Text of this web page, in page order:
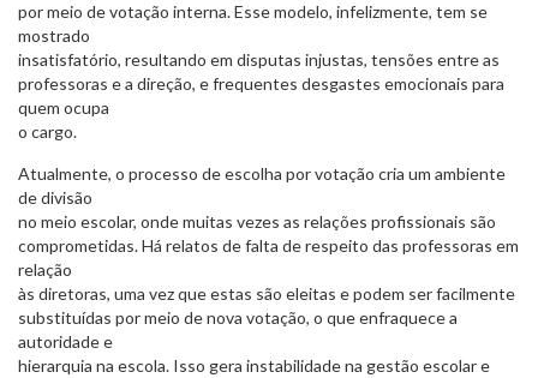
por meio de votação interna. Esse modelo, infelizmente, tem se
mostrado
insatisfatório, resultando em disputas injustas, tensões entre as
professoras e a direção, e frequentes desgastes emocionais para
quem ocupa
o cargo.
Atualmente, o processo de escolha por votação cria um ambiente
de divisão
no meio escolar, onde muitas vezes as relações profissionais são
comprometidas. Há relatos de falta de respeito das professoras em
relação
às diretoras, uma vez que estas são eleitas e podem ser facilmente
substituídas por meio de nova votação, o que enfraquece a
autoridade e
hierarquia na escola. Isso gera instabilidade na gestão escolar e